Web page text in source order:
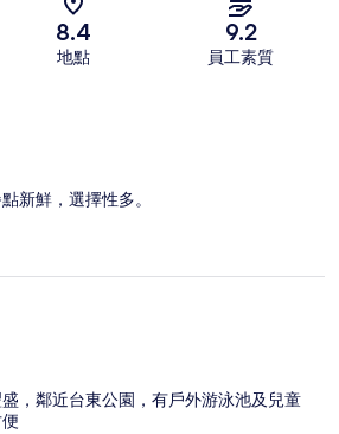
8.4
地點
9.2
員工素質
新鮮，選擇性多。
，鄰近台東公園，有戶外游泳池及兒童